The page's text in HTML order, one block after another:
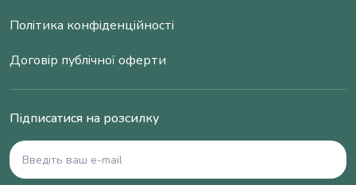
Політика конфіденційності
Договір публічної оферти
Підписатися на розсилку